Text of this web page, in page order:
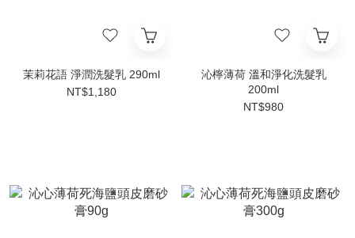
茉莉花語 淨潤洗髮乳 290ml
NT$1,180
沁檸薄荷 溫和淨化洗髮乳
200ml
NT$980